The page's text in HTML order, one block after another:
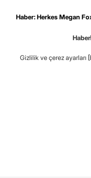
Haber: Herkes Megan
Haber
Gizlilik ve çerez ayarları